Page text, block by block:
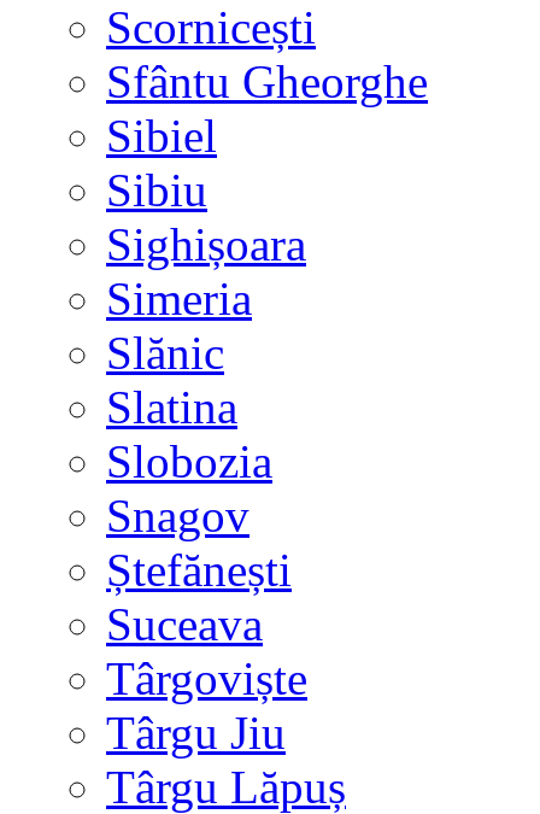
Scornicești
Sfântu Gheorghe
Sibiel
Sibiu
Sighișoara
Simeria
Slănic
Slatina
Slobozia
Snagov
Ștefănești
Suceava
Târgoviște
Târgu Jiu
Târgu Lăpuș